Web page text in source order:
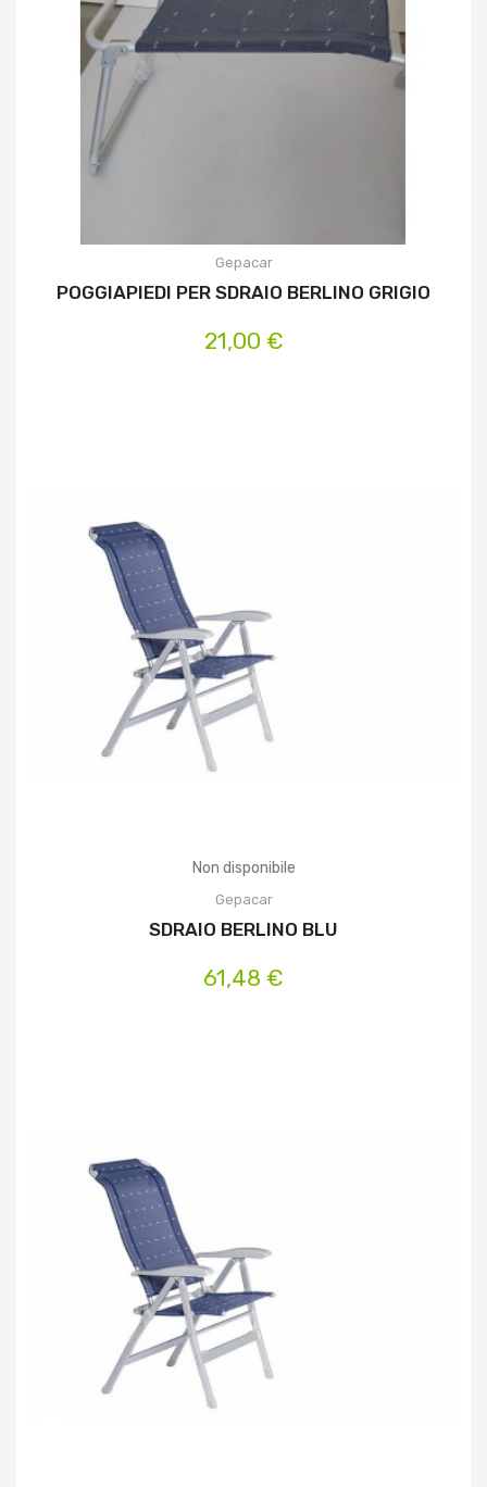
Gepacar
POGGIAPIEDI PER SDRAIO BERLINO GRIGIO
21,00 €
Non disponibile
Gepacar
SDRAIO BERLINO BLU
61,48 €